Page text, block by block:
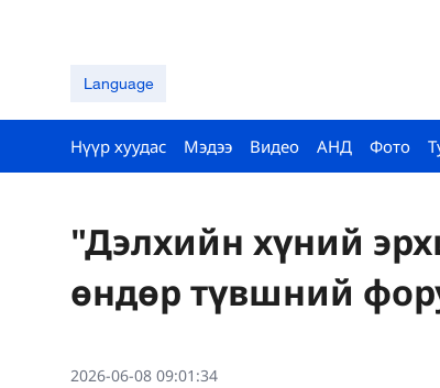
Language
Нүүр хуудас Мэдээ Видео АНД Фото
"Дэлхийн хүний
өндөр түвшний
2026-06-08 09:01:34